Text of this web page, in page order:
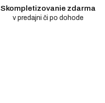
Skompletizovanie zdarma
v predajni či po dohode